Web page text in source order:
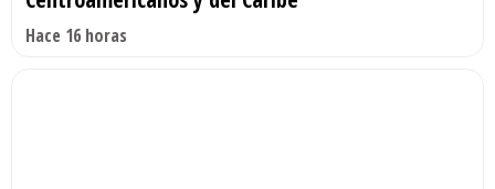
Hace 16 horas